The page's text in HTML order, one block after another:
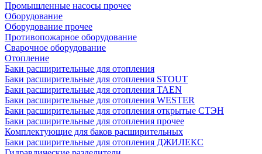
Промышленные насосы прочее
Оборудование
Оборудование прочее
Противопожарное оборудование
Сварочное оборудование
Отопление
Баки расширительные для отопления
Баки расширительные для отопления STOUT
Баки расширительные для отопления TAEN
Баки расширительные для отопления WESTER
Баки расширительные для отопления открытые СТЭН
Баки расширительные для отопления прочее
Комплектующие для баков расширительных
Баки расширительные для отопления ДЖИЛЕКС